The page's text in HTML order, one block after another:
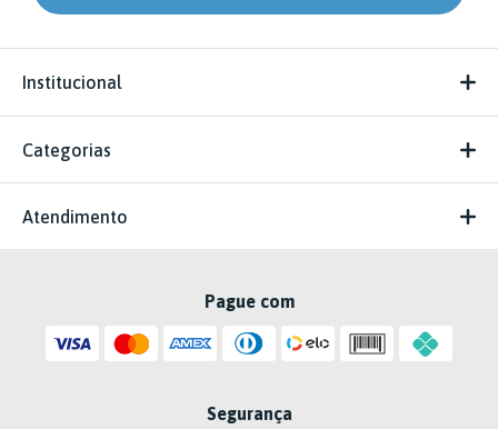
Institucional
Categorias
Atendimento
Pague com
Segurança